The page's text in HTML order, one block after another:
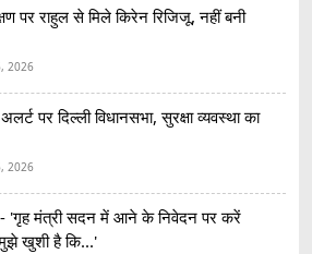
पर राहुल से मिले किरेन रिजिजू, नहीं बनी
2026
पर दिल्ली विधानसभा, सुरक्षा व्यवस्था का
2026
- 'गृह मंत्री सदन में आने के निवेदन पर करें
खुशी है कि...'